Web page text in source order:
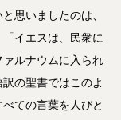
思いましたのは、
イエスは、民衆に
ルナウムに入られ
の聖書ではこのよ
ての言葉を人びと